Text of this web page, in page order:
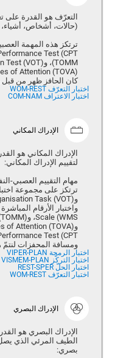
التعرّف هو القدرة على
(حالات، أشخاص، أشياء،
كان الحافز ظهر من قبل
اختبار التعرّف WOM-REST
اختبار الاعتراف COM-NAM
الإدراك المكاني
الإدراك المكاني هو
لتقييم الإدراك المكاني:
مهام التقييم العصبي-
ومسافة المحفزات لنتمّ
اختبار الرمجة VIPER-PLAN
اختبار التركّز VISMEM-PLAN
اختبار الحلّ REST-SPER
اختبار التعرّف WOM-REST
الإدراك البصري
الإدراك البصري هو
الطيف المرئي الذي يصل
بصري: